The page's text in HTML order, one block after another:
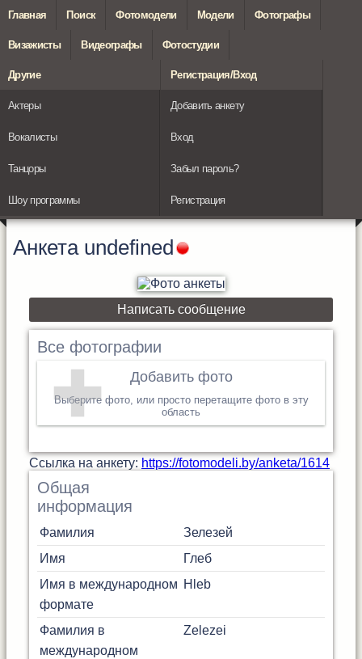
Главная Поиск Фотомодели Модели Фотографы
Визажисты Видеографы Фотостудии
Другие
Актеры
Вокалисты
Танцоры
Шоу программы
Регистрация/Вход
Добавить анкету
Вход
Забыл пароль?
Регистрация
Анкета undefined
Написать сообщение
Все фотографии
Добавить фото
Выберите фото, или просто перетащите фото в эту
область
Cсылка на анкету: https://fotomodeli.by/anketa/1614
Общая
информация
Фамилия
Зелезей
Имя
Глеб
Имя в международном
формате
Hleb
Фамилия в
международном
Zelezei